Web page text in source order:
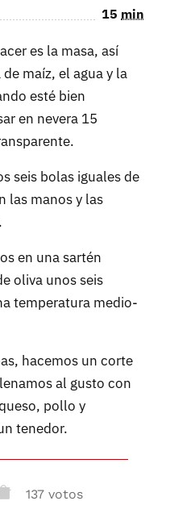
15 min
es la masa, así
maíz, el agua y la
esté bien
en nevera 15
seis bolas iguales de
las manos y las
en una sartén
oliva unos seis
temperatura medio-
hacemos un corte
al gusto con
pollo y
tenedor.
137 votos